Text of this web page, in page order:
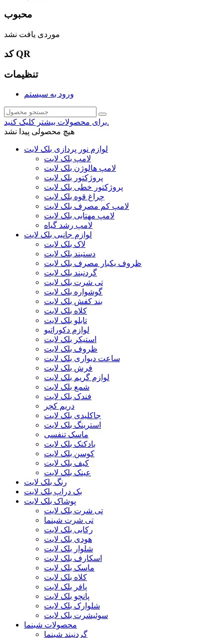
محبوب
موردی یافت نشد
کد QR
تنظیمات
ورود به سیستم
برای محصولات بیشتر کلیک کنید.
هیچ محصولی پیدا نشد
لوازم نور پردازی بلک لایت
لامپ بلک لایت
لامپ هالوژن بلک لایت
پروژکتور بلک لایت
پروژکتور خطی بلک لایت
چراغ قوه بلک لایت
لامپ کم مصرف بلک لایت
لامپ مهتابی بلک لایت
لامپ رشد گیاه
لوازم جانبی بلک لایت
لاک بلک لایت
دستبند بلک لایت
ظروف یکبار مصرف بلک لایت
گردنبند بلک لایت
تی شرت بلک لایت
گوشواره بلک لایت
بند کفش بلک لایت
کلاه بلک لایت
تابلو بلک لایت
لوازم دکوراتیو
استیکر بلک لایت
ظروف بلک لایت
ساعت دیواری بلک لایت
فرش بلک لایت
لوازم گریم بلک لایت
شمع بلک لایت
فندک بلک لایت
دریم کچر
جاکلیدی بلک لایت
استرینگ بلک لایت
ماسک تنفسی
بادکنک بلک لایت
کوسن بلک لایت
کیف بلک لایت
عینک بلک لایت
رنگ بلک لایت
بک دراپ بلک لایت
پوشاک بلک لایت
تی شرت بلک لایت
تی شرت شبنما
رکابی بلک لایت
هودی بلک لایت
شلوار بلک لایت
اسکارف بلک لایت
ماسک بلک لایت
کلاه بلک لایت
پافر بلک لایت
پانچو بلک لایت
شلوارک بلک لایت
سوئیشرت بلک لایت
محصولات شبنما
گردنبند شبنما